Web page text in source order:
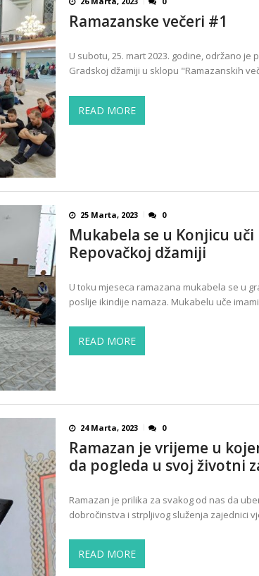
Ramazanske večeri #1
U subotu, 25. mart 2023. godine, održano
Gradskoj džamiji u sklopu "Ramazanskih
READ MORE
25 Marta, 2023 0
Mukabela se u Konjicu uči
Repovačkoj džamiji
U toku mjeseca ramazana mukabela se u
poslije ikindije namaza. Mukabelu uče
READ MORE
24 Marta, 2023 0
Ramazan je vrijeme u
da pogleda u svoj životni
Ramazan je prilika za svakog od nas da
dobročinstva i strpljivog služenja zajednici
READ MORE